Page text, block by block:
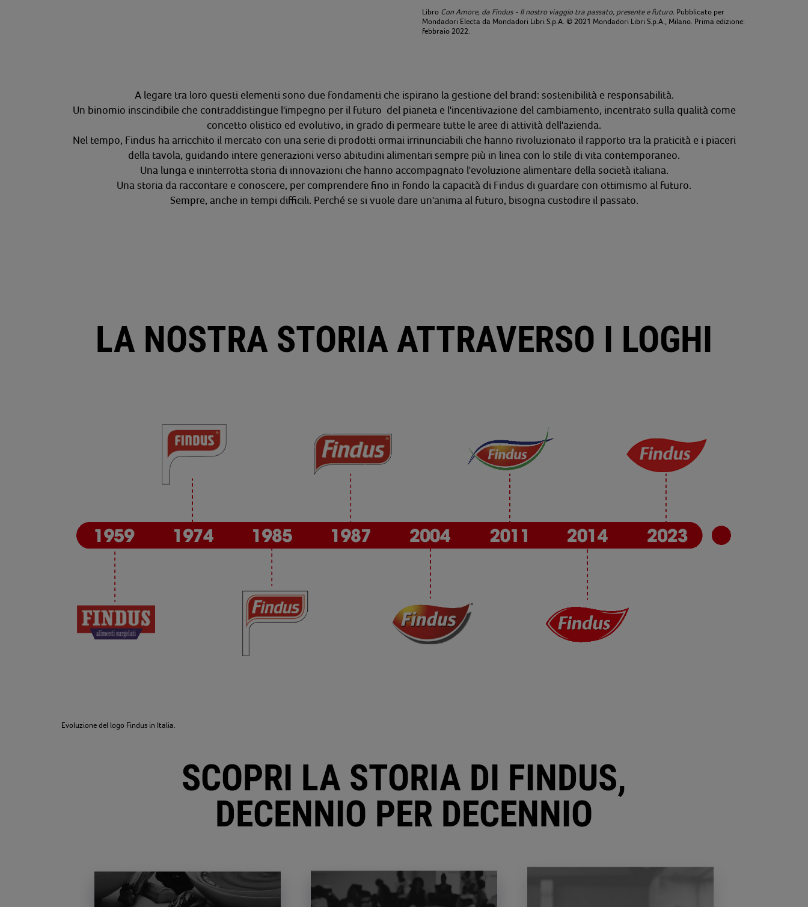
Libro Con Amore, da Findus - Il nostro viaggio tra passato, presente e futuro. Pubblicato per
Mondadori Electa da Mondadori Libri S.p.A. © 2021 Mondadori Libri S.p.A., Milano. Prima edizione:
febbraio 2022.
A legare tra loro questi elementi sono due fondamenti che ispirano la gestione del brand: sostenibilità e responsabilità.
Un binomio inscindibile che contraddistingue l'impegno per il futuro del pianeta e l'incentivazione del cambiamento, incentrato sulla qualità come
concetto olistico ed evolutivo, in grado di permeare tutte le aree di attività dell'azienda.
Nel tempo, Findus ha arricchito il mercato con una serie di prodotti ormai irrinunciabili che hanno rivoluzionato il rapporto tra la praticità e i piaceri
della tavola, guidando intere generazioni verso abitudini alimentari sempre più in linea con lo stile di vita contemporaneo.
Una lunga e ininterrotta storia di innovazioni che hanno accompagnato l'evoluzione alimentare della società italiana.
Una storia da raccontare e conoscere, per comprendere fino in fondo la capacità di Findus di guardare con ottimismo al futuro.
Sempre, anche in tempi difficili. Perché se si vuole dare un'anima al futuro, bisogna custodire il passato.
LA NOSTRA STORIA ATTRAVERSO I LOGHI
Evoluzione del logo Findus in Italia.
SCOPRI LA STORIA DI FINDUS,
DECENNIO PER DECENNIO